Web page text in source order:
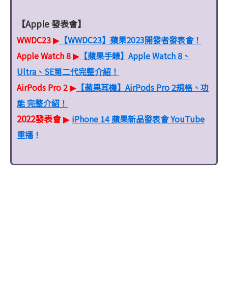
【Apple 發表會】
WWDC23▶ 【WWDC23】蘋果2023開發者發表會！
Apple Watch 8▶ 【蘋果手錶】Apple Watch 8、
Ultra、SE第二代完整介紹！
AirPods Pro 2▶ 【蘋果耳機】AirPods Pro 2規格、功
能 完整介紹！
2022發表會▶ iPhone 14 蘋果新品發表會 YouTube
重播！